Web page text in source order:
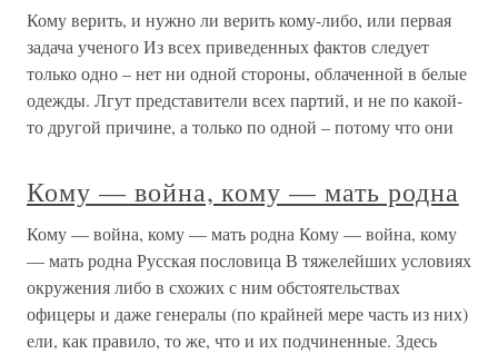
Кому верить, и нужно ли верить кому-либо, или первая
задача ученого Из всех приведенных фактов следует
только одно – нет ни одной стороны, облаченной в белые
одежды. Лгут представители всех партий, и не по какой-
то другой причине, а только по одной – потому что они
Кому — война, кому — мать родна
Кому — война, кому — мать родна Кому — война, кому
— мать родна Русская пословица В тяжелейших условиях
окружения либо в схожих с ним обстоятельствах
офицеры и даже генералы (по крайней мере часть из них)
ели, как правило, то же, что и их подчиненные. Здесь